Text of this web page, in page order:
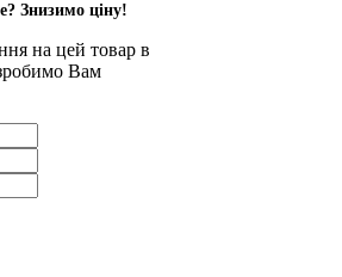
Знизимо ціну!
на цей товар в
Вам